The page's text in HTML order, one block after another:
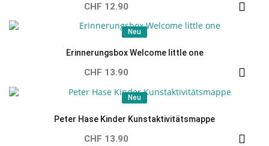
CHF 12.90
Neu
Neu
Erinnerungsbox Welcome little one
CHF 13.90
Neu
Neu
Peter Hase Kinder Kunstaktivitätsmappe
CHF 13.90